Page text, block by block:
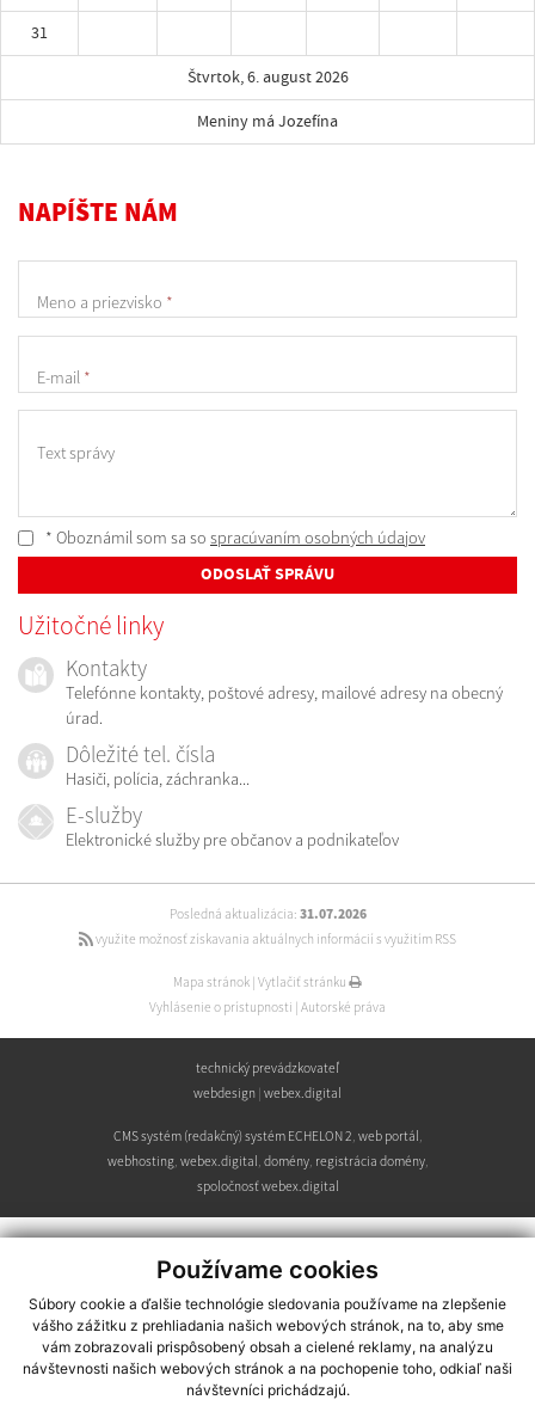
Používame cookies
Súbory cookie a ďalšie technológie sledovania používame na zlepšenie
vášho zážitku z prehliadania našich webových stránok, na to, aby sme
vám zobrazovali prispôsobený obsah a cielené reklamy, na analýzu
návštevnosti našich webových stránok a na pochopenie toho, odkiaľ naši
návštevníci prichádzajú.
31
Štvrtok, 6. august 2026
Meniny má Jozefína
NAPÍŠTE NÁM
Meno a priezvisko *
E-mail *
Text správy
* Oboznámil som sa so spracúvaním osobných údajov
ODOSLAŤ SPRÁVU
Užitočné linky
Kontakty
Telefónne kontakty, poštové adresy, mailové adresy na obecný
úrad.
Dôležité tel. čísla
Hasiči, polícia, záchranka...
E-služby
Elektronické služby pre občanov a podnikateľov
Posledná aktualizácia: 31.07.2026
využite možnosť získavania aktuálnych informácií s využitím RSS
Mapa stránok Vytlačiť stránku
Vyhlásenie o prístupnosti Autorské práva
technický prevádzkovateľ
webdesign webex.digital
CMS systém (redakčný) systém ECHELON 2, web portál ,
webhosting, webex.digital , domény, registrácia domény,
spoločnosť webex.digital